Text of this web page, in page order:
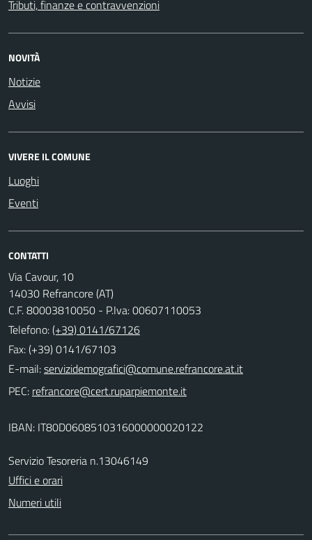
Tributi, finanze e contravvenzioni
NOVITÀ
Notizie
Avvisi
VIVERE IL COMUNE
Luoghi
Eventi
CONTATTI
Via Cavour, 10
14030 Refrancore (AT)
C.F. 80003810050 - P.Iva: 00607110053
Telefono:(+39) 0141/67126
Fax: (+39) 0141/67103
E-mail:
PEC:
IBAN: IT80D0608510316000000020122
Servizio Tesoreria n.13046149
Uffici e orari
Numeri utili